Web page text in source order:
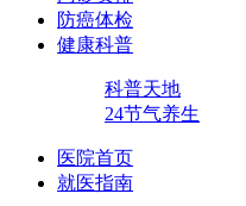
防癌体检
健康科普
科普天地
24节气养生
医院首页
就医指南